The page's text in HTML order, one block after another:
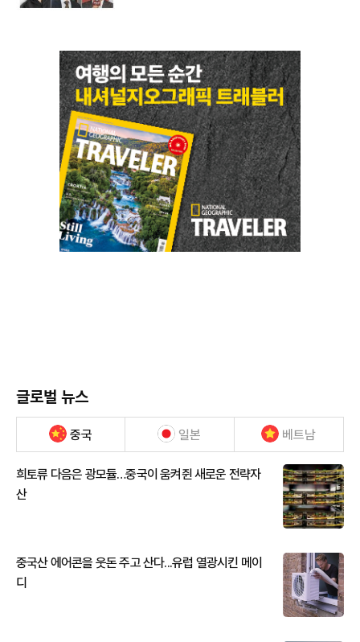
글로벌 뉴스
중국 일본 베트남
희토류 다음은 광모듈…중국이 움켜쥔 새로운 전략자
산
중국산 에어콘을 웃돈 주고 산다...유럽 열광시킨 메이
디